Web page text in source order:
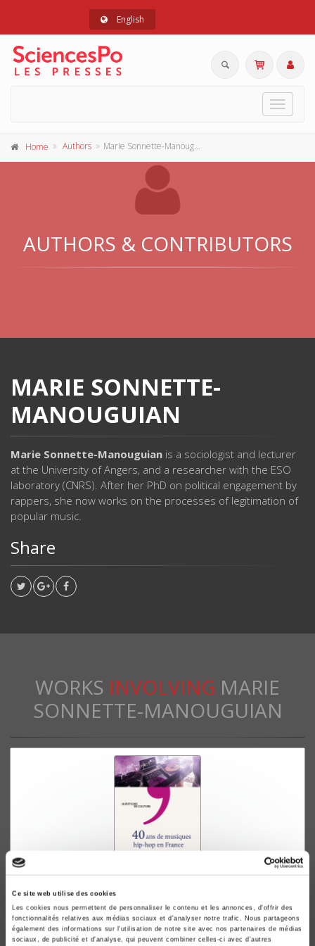
Ce site web utilise des cookies
Les cookies nous permettent de personnaliser le contenu et les annonces, d'offrir des
fonctionnalités relatives aux médias sociaux et d'analyser notre trafic. Nous partageons
également des informations sur l'utilisation de notre site avec nos partenaires de médias
sociaux, de publicité et d'analyse, qui peuvent combiner celles-ci avec d'autres
English
Toggle
Home Authors Marie Sonnette-Manouguian
AUTHORS & CONTRIBUTORS
MARIE SONNETTE-
MANOUGUIAN
Marie Sonnette-Manouguian is a sociologist and lecturer
at the University of Angers, and a researcher with the ESO
laboratory (CNRS). After her PhD on political engagement by
rappers, she now works on the processes of legitimation of
popular music.
Share
WORKS INVOLVING MARIE
SONNETTE-MANOUGUIAN
40 ans de musiques hip-hop en France
Karim Hammou, Marie Sonnette-Manouguian